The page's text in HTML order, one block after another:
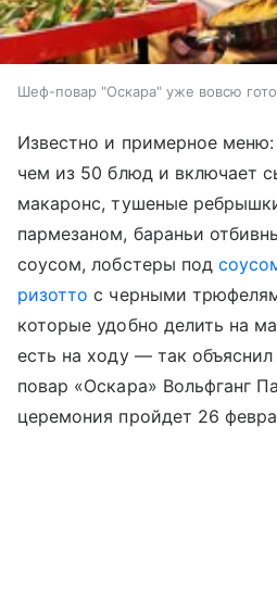
Шеф-повар "Оскара" уже вовсю
Известно и примерное
чем из 50 блюд и включает
макаронс, тушеные
пармезаном, бараньи
соусом, лобстеры под
ризотто с черными
которые удобно делить на
есть на ходу — так
повар «Оскара» Вольфганг
церемония пройдет 26